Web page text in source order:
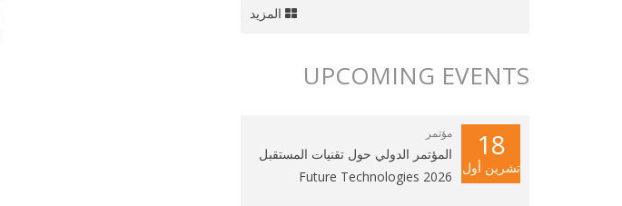
المزيد
UPCOMING EVENTS
18
تشرين أول
مؤتمر
المؤتمر الدولي حول تقنيات المستقبل
2026 Future Technologies